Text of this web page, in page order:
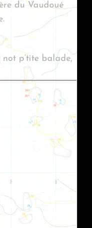
du Vaudoué
p’tite balade,